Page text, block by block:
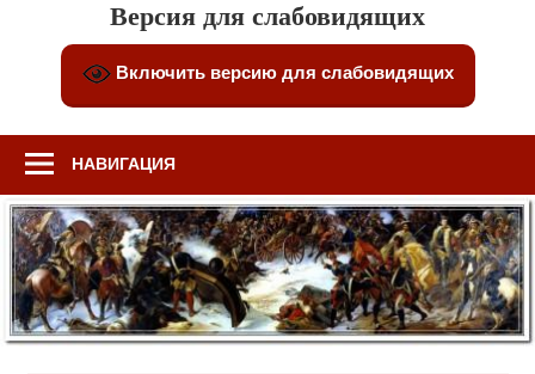
Версия для слабовидящих
Включить версию для слабовидящих
НАВИГАЦИЯ